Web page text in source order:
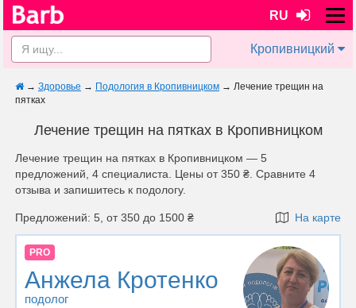
RU
Кропивницкий
→ Здоровье → Подология в Кропивницком → Лечение трещин на
пятках
Лечение трещин на пятках в Кропивницком
Лечение трещин на пятках в Кропивницком — 5
предложений, 4 специалиста. Цены от 350 ₴. Сравните 4
отзыва и запишитесь к подологу.
Предложений: 5, от 350 до 1500 ₴ На карте
PRO
Анжела Кротенко
подолог